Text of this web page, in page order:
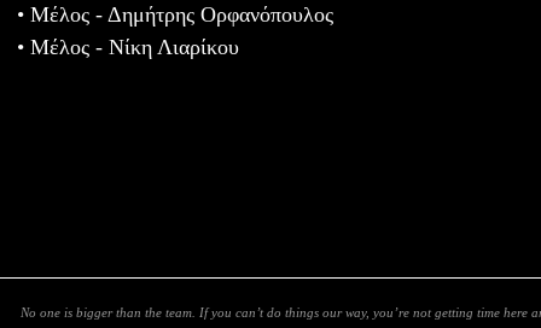
• Μέλος - Δημήτρης Ορφανόπουλος
• Μέλος - Νίκη Λιαρίκου
No one is bigger than the team. If you can’t do things our way, you’re not getting time here